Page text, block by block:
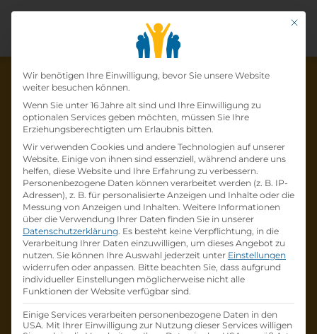
Die Lehrstelle wurde schon
besetzt!
Die LehrstelleLehrling im Einzelhandel (w /m
/d)beiLidl Österreich GmbHist schonbesetzt
Firmenprofil besuchen
Andere Lehrstelle suchen
Mit
Datenschutz-
Wir benötigen Ihre Einwilligung, bevor Sie unsere Website
weiter besuchen können.
Wenn Sie unter 16 Jahre alt sind und Ihre Einwilligung zu
optionalen Services geben möchten, müssen Sie Ihre
Erziehungsberechtigten um Erlaubnis bitten.
Wir verwenden Cookies und andere Technologien auf unserer
Website. Einige von ihnen sind essenziell, während andere uns
helfen, diese Website und Ihre Erfahrung zu verbessern.
Personenbezogene Daten können verarbeitet werden (z. B. IP-
Adressen), z. B. für personalisierte Anzeigen und Inhalte oder die
Messung von Anzeigen und Inhalten. Weitere Informationen
über die Verwendung Ihrer Daten finden Sie in unserer
Datenschutzerklärung. Es besteht keine Verpflichtung, in die
Verarbeitung Ihrer Daten einzuwilligen, um dieses Angebot zu
nutzen. Sie können Ihre Auswahl jederzeit unter Einstellungen
widerrufen oder anpassen. Bitte beachten Sie, dass aufgrund
individueller Einstellungen möglicherweise nicht alle
Funktionen der Website verfügbar sind.
Einige Services verarbeiten personenbezogene Daten in den
USA. Mit Ihrer Einwilligung zur Nutzung dieser Services willigen